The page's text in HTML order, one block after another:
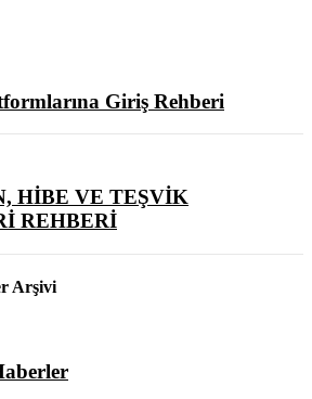
Giriş Rehberi
HİBE VE TEŞVİK
REHBERİ
Arşivi